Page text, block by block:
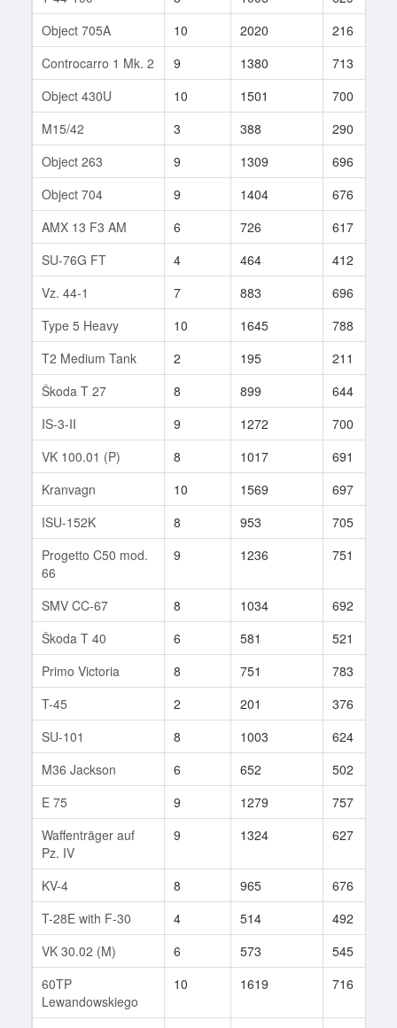
Object 705A
10 2020 216
Controcarro 1 Mk. 2
9 1380 713
Object 430U
10 1501 700
M15/42
3 388 290
Object 263
9 1309 696
Object 704
9 1404 676
AMX 13 F3 AM
6 726 617
SU-76G FT
4 464 412
Vz. 44-1
7 883 696
Type 5 Heavy
10 1645 788
T2 Medium Tank
2 195 211
Škoda T 27
8 899 644
IS-3-II
9 1272 700
VK 100.01 (P)
8 1017 691
Kranvagn
10 1569 697
ISU-152K
8 953 705
Progetto C50 mod.
66
9 1236 751
SMV CC-67 8 1034 692
Škoda T 40
6 581 521
Primo Victoria
8 751 783
T-45
2 201 376
SU-101
8 1003 624
M36 Jackson
6 652 502
E 75
9 1279 757
Waffenträger auf
Pz. IV
9 1324 627
KV-4 8 965 676
T-28E with F-30
4 514 492
VK 30.02 (M)
6 573 545
60TP
Lewandowskiego
10 1619 716